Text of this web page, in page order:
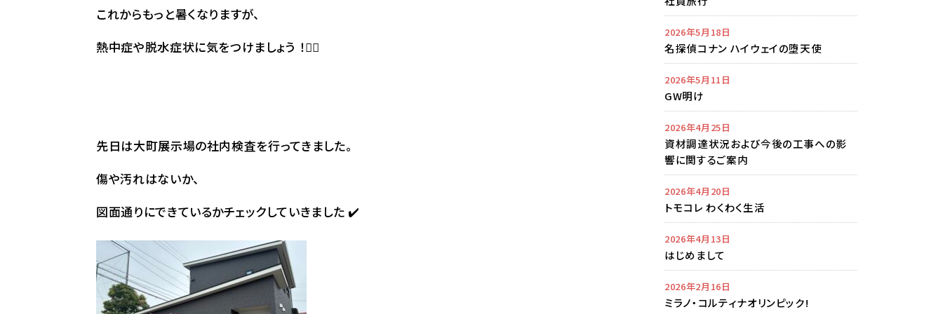
これからもっと暑くなりますが、
熱中症や脱水症状に気をつけましょう ！✊🏻
先日は大町展示場の社内検査を行ってきました。
傷や汚れはないか、
図面通りにできているかチェックしていきました ✔️
2026年5月18日
名探偵コナン ハイウェイの堕天使
2026年5月11日
GW明け
2026年4月25日
資材調達状況および今後の工事への影
響に関するご案内
2026年4月20日
トモコレ わくわく生活
2026年4月13日
はじめまして
2026年2月16日
ミラノ・コルティナオリンピック!